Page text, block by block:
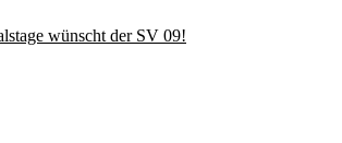
wünscht der SV 09!